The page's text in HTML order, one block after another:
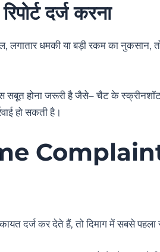
दर्ज करना
लगातार धमकी या बड़ी रकम का
सबूत होना जरूरी है जैसे– चैट के
हो सकती है।
दर्ज कर देते हैं, तो दिमाग में सबसे पहला